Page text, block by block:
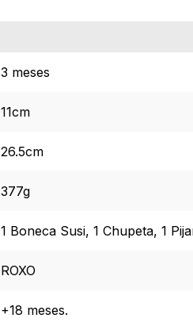
3 meses
11cm
26.5cm
377g
1 Boneca Susi, 1 Chupeta, 1
ROXO
+18 meses.